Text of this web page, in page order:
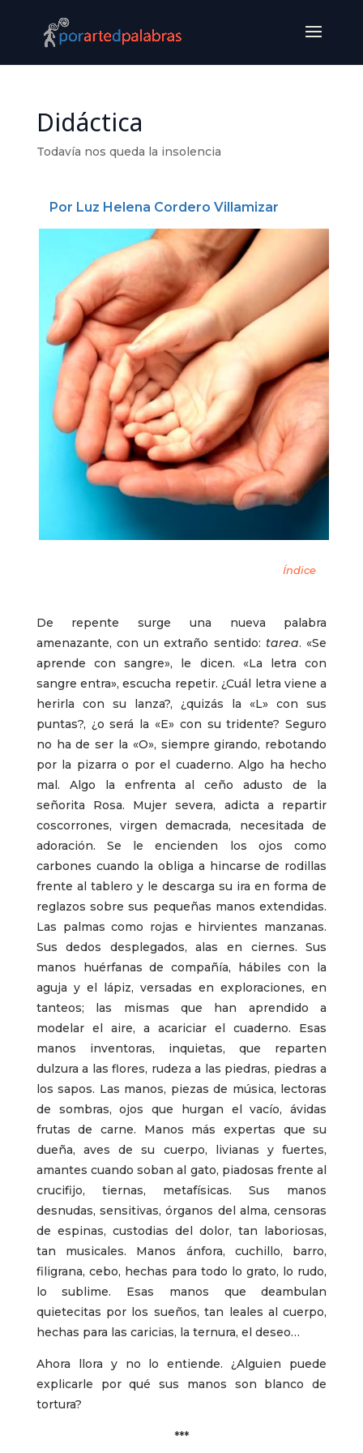
Didáctica
Todavía nos queda la insolencia
Por Luz Helena Cordero Villamizar
Índice
De repente surge una nueva palabra
amenazante, con un extraño sentido: tarea. «Se
aprende con sangre», le dicen. «La letra con
sangre entra», escucha repetir. ¿Cuál letra viene a
herirla con su lanza?, ¿quizás la «L» con sus
puntas?, ¿o será la «E» con su tridente? Seguro
no ha de ser la «O», siempre girando, rebotando
por la pizarra o por el cuaderno. Algo ha hecho
mal. Algo la enfrenta al ceño adusto de la
señorita Rosa. Mujer severa, adicta a repartir
coscorrones, virgen demacrada, necesitada de
adoración. Se le encienden los ojos como
carbones cuando la obliga a hincarse de rodillas
frente al tablero y le descarga su ira en forma de
reglazos sobre sus pequeñas manos extendidas.
Las palmas como rojas e hirvientes manzanas.
Sus dedos desplegados, alas en ciernes. Sus
manos huérfanas de compañía, hábiles con la
aguja y el lápiz, versadas en exploraciones, en
tanteos; las mismas que han aprendido a
modelar el aire, a acariciar el cuaderno. Esas
manos inventoras, inquietas, que reparten
dulzura a las flores, rudeza a las piedras, piedras a
los sapos. Las manos, piezas de música, lectoras
de sombras, ojos que hurgan el vacío, ávidas
frutas de carne. Manos más expertas que su
dueña, aves de su cuerpo, livianas y fuertes,
amantes cuando soban al gato, piadosas frente al
crucifijo, tiernas, metafísicas. Sus manos
desnudas, sensitivas, órganos del alma, censoras
de espinas, custodias del dolor, tan laboriosas,
tan musicales. Manos ánfora, cuchillo, barro,
filigrana, cebo, hechas para todo lo grato, lo rudo,
lo sublime. Esas manos que deambulan
quietecitas por los sueños, tan leales al cuerpo,
hechas para las caricias, la ternura, el deseo…
Ahora llora y no lo entiende. ¿Alguien puede
explicarle por qué sus manos son blanco de
tortura?
***